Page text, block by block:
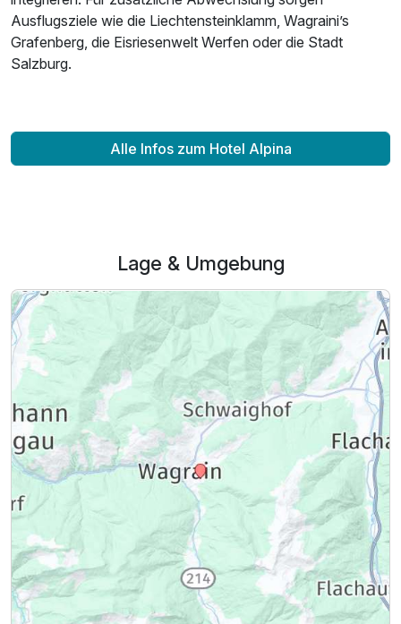
Für 4 Tage p.P. ab591,00 €
2 Erwachsene und 4 Kinder
Ausstattung
Für 4 Tage p.P. ab 691,50 €
Ausflugsziele wie die Liechtensteinklamm, Wagraini’s
Grafenberg, die Eisriesenwelt Werfen oder die Stadt
Salzburg.
Alle Infos zum Hotel Alpina
Lage & Umgebung